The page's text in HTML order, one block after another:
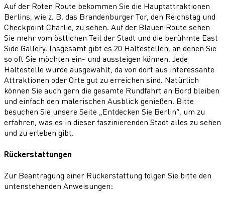
Auf der Roten Route bekommen Sie die Hauptattraktionen
Berlins, wie z. B. das Brandenburger Tor, den Reichstag und
Checkpoint Charlie, zu sehen. Auf der Blauen Route sehen
Sie mehr vom östlichen Teil der Stadt und die berühmte East
Side Gallery. Insgesamt gibt es 20 Haltestellen, an denen Sie
so oft Sie möchten ein- und aussteigen können. Jede
Haltestelle wurde ausgewählt, da von dort aus interessante
Attraktionen oder Orte gut zu erreichen sind. Natürlich
können Sie auch gern die gesamte Rundfahrt an Bord bleiben
und einfach den malerischen Ausblick genießen. Bitte
besuchen Sie unsere Seite „Entdecken Sie Berlin“, um zu
erfahren, was es in dieser faszinierenden Stadt alles zu sehen
und zu erleben gibt.
Rückerstattungen
Zur Beantragung einer Rückerstattung folgen Sie bitte den
untenstehenden Anweisungen: